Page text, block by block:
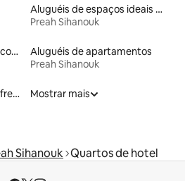
Aluguéis de espaços ideais para famílias
Preah Sihanouk
Aluguéis por temporada com acesso à praia
Aluguéis de apartamentos
Preah Sihanouk
Aluguéis de espaços em frente à praia
Mostrar mais
Sihanouk Quartos de hotel